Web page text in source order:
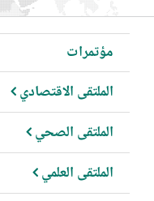
مؤتمرات
الملتقى الاقتصادي
الملتقى الصحي
الملتقى العلمي